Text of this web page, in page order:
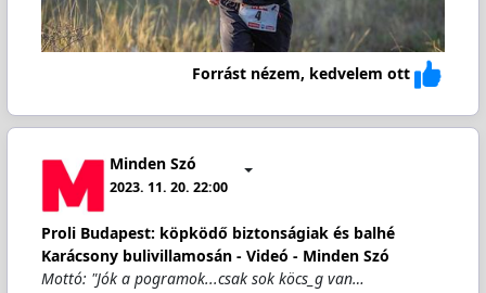
Forrást nézem, kedvelem ott
Minden Szó
2023. 11. 20. 22:00
Proli Budapest: köpködő biztonságiak és balhé
Karácsony bulivillamosán - Videó - Minden Szó
Mottó: "Jók a pogramok...csak sok köcs_g van…